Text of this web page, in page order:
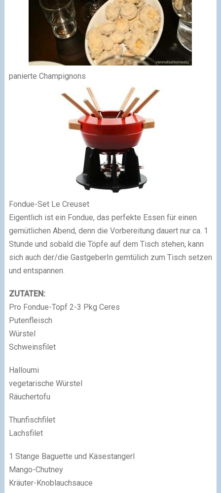
panierte Champignons
Fondue-Set Le Creuset
Eigentlich ist ein Fondue, das perfekte Essen für einen
gemütlichen Abend, denn die Vorbereitung dauert nur ca. 1
Stunde und sobald die Töpfe auf dem Tisch stehen, kann
sich auch der/die GastgeberIn gemtülich zum Tisch setzen
und entspannen.
ZUTATEN:
Pro Fondue-Topf 2-3 Pkg Ceres
Putenfleisch
Würstel
Schweinsfilet
Halloumi
vegetarische Würstel
Räuchertofu
Thunfischfilet
Lachsfilet
1 Stange Baguette und Käsestangerl
Mango-Chutney
Kräuter-Knoblauchsauce